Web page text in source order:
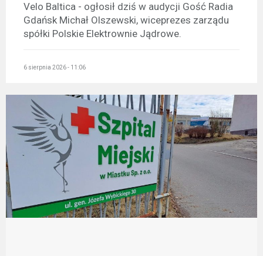
Velo Baltica - ogłosił dziś w audycji Gość Radia
Gdańsk Michał Olszewski, wiceprezes zarządu
spółki Polskie Elektrownie Jądrowe.
6 sierpnia 2026 - 11:06